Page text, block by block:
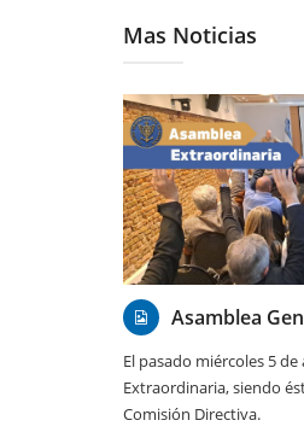
Mas Noticias
07/08/2026
Asamblea
El pasado miércoles 5
Extraordinaria, siendo
Comisión Directiva.